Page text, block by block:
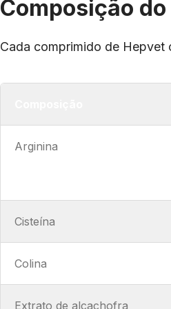
Composição
Cada comprimido de Hepvet
Arginina
Cisteína
Colina
Extrato de alcachofra